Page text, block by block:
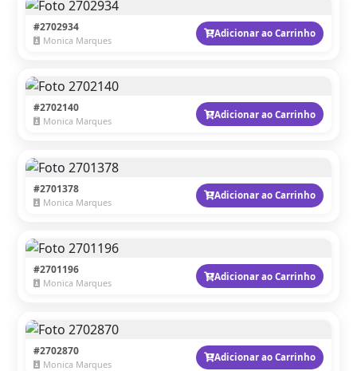
#2702934
Monica Marques
Adicionar ao Carrinho
#2702140
Monica Marques
Adicionar ao Carrinho
#2701378
Monica Marques
Adicionar ao Carrinho
#2701196
Monica Marques
Adicionar ao Carrinho
#2702870
Monica Marques
Adicionar ao Carrinho